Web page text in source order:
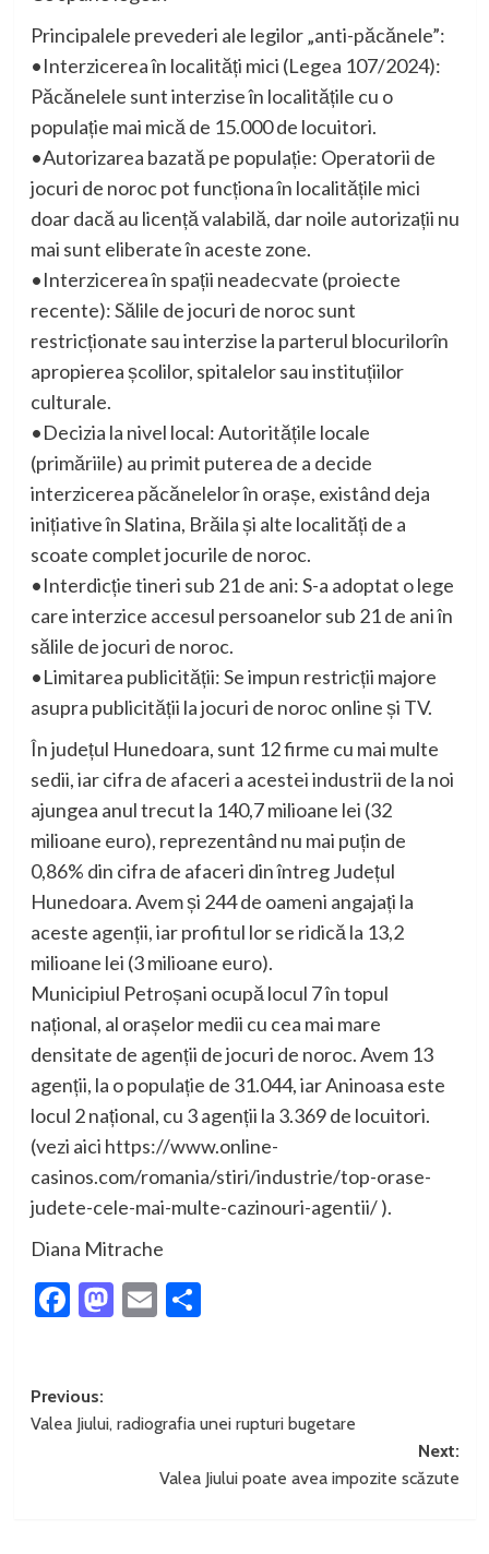
Principalele prevederi ale legilor „anti-păcănele”:
•Interzicerea în localități mici (Legea 107/2024):
Păcănelele sunt interzise în localitățile cu o
populație mai mică de 15.000 de locuitori.
•Autorizarea bazată pe populație: Operatorii de
jocuri de noroc pot funcționa în localitățile mici
doar dacă au licență valabilă, dar noile autorizații nu
mai sunt eliberate în aceste zone.
•Interzicerea în spații neadecvate (proiecte
recente): Sălile de jocuri de noroc sunt
restricționate sau interzise la parterul blocurilorîn
apropierea școlilor, spitalelor sau instituțiilor
culturale.
•Decizia la nivel local: Autoritățile locale
(primăriile) au primit puterea de a decide
interzicerea păcănelelor în orașe, existând deja
inițiative în Slatina, Brăila și alte localități de a
scoate complet jocurile de noroc.
•Interdicție tineri sub 21 de ani: S-a adoptat o lege
care interzice accesul persoanelor sub 21 de ani în
sălile de jocuri de noroc.
•Limitarea publicității: Se impun restricții majore
asupra publicității la jocuri de noroc online și TV.
În județul Hunedoara, sunt 12 firme cu mai multe
sedii, iar cifra de afaceri a acestei industrii de la noi
ajungea anul trecut la 140,7 milioane lei (32
milioane euro), reprezentând nu mai puțin de
0,86% din cifra de afaceri din întreg Județul
Hunedoara. Avem și 244 de oameni angajați la
aceste agenții, iar profitul lor se ridică la 13,2
milioane lei (3 milioane euro).
Municipiul Petroșani ocupă locul 7 în topul
național, al orașelor medii cu cea mai mare
densitate de agenții de jocuri de noroc. Avem 13
agenții, la o populație de 31.044, iar Aninoasa este
locul 2 național, cu 3 agenții la 3.369 de locuitori.
(vezi aici https://www.online-
casinos.com/romania/stiri/industrie/top-orase-
judete-cele-mai-multe-cazinouri-agentii/ ).
Diana Mitrache
Facebook
Mastodon
EmailPartajează
Post
navigation
Previous:
Valea Jiului, radiografia unei rupturi bugetare
Next:
Valea Jiului poate avea impozite scăzute